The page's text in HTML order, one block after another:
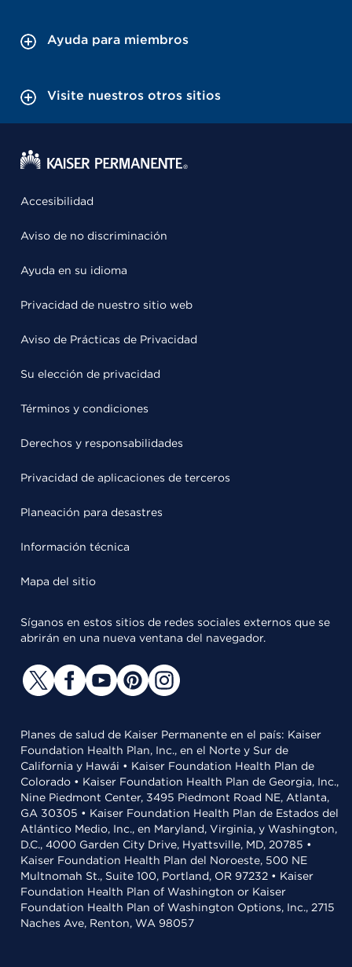
Ayuda para miembros
Visite nuestros otros sitios
Accesibilidad
Aviso de no discriminación
Ayuda en su idioma
Privacidad de nuestro sitio web
Aviso de Prácticas de Privacidad
Su elección de privacidad
Términos y condiciones
Derechos y responsabilidades
Privacidad de aplicaciones de terceros
Planeación para desastres
Información técnica
Mapa del sitio
Síganos en estos sitios de redes sociales externos que se
abrirán en una nueva ventana del navegador.
Planes de salud de Kaiser Permanente en el país: Kaiser
Foundation Health Plan, Inc., en el Norte y Sur de
California y Hawái • Kaiser Foundation Health Plan de
Colorado • Kaiser Foundation Health Plan de Georgia, Inc.,
Nine Piedmont Center, 3495 Piedmont Road NE, Atlanta,
GA 30305 • Kaiser Foundation Health Plan de Estados del
Atlántico Medio, Inc., en Maryland, Virginia, y Washington,
D.C., 4000 Garden City Drive, Hyattsville, MD, 20785 •
Kaiser Foundation Health Plan del Noroeste, 500 NE
Multnomah St., Suite 100, Portland, OR 97232 • Kaiser
Foundation Health Plan of Washington or Kaiser
Foundation Health Plan of Washington Options, Inc., 2715
Naches Ave, Renton, WA 98057